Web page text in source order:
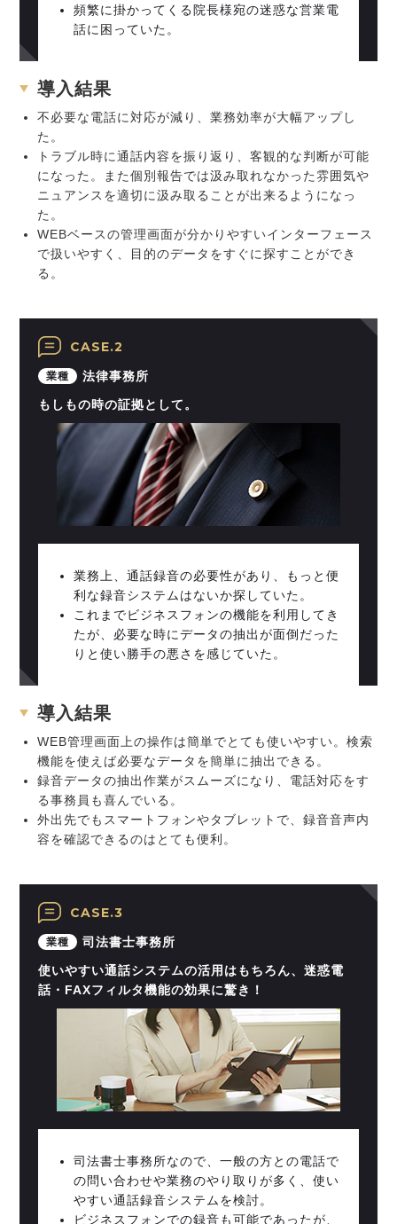
頻繁に掛かってくる院長様宛の迷惑な営業電
話に困っていた。
導入結果
不必要な電話に対応が減り、業務効率が大幅アップし
た。
トラブル時に通話内容を振り返り、客観的な判断が可能
になった。また個別報告では汲み取れなかった雰囲気や
ニュアンスを適切に汲み取ることが出来るようになっ
た。
WEBベースの管理画面が分かりやすいインターフェース
で扱いやすく、目的のデータをすぐに探すことができ
る。
CASE.2
業種
法律事務所
もしもの時の証拠として。
業務上、通話録音の必要性があり、もっと便
利な録音システムはないか探していた。
これまでビジネスフォンの機能を利用してき
たが、必要な時にデータの抽出が面倒だった
りと使い勝手の悪さを感じていた。
導入結果
WEB管理画面上の操作は簡単でとても使いやすい。検索
機能を使えば必要なデータを簡単に抽出できる。
録音データの抽出作業がスムーズになり、電話対応をす
る事務員も喜んでいる。
外出先でもスマートフォンやタブレットで、録音音声内
容を確認できるのはとても便利。
CASE.3
業種
司法書士事務所
使いやすい通話システムの活用はもちろん、迷惑電
話・FAXフィルタ機能の効果に驚き！
司法書士事務所なので、一般の方との電話で
の問い合わせや業務のやり取りが多く、使い
やすい通話録音システムを検討。
ビジネスフォンでの録音も可能であったが、